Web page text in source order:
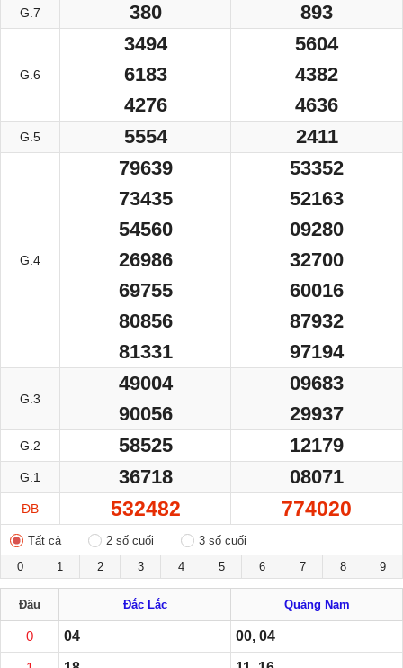
G.7 380 893
G.6
3494
6183
4276
5604
4382
4636
G.5 5554 2411
G.4
79639
73435
54560
26986
69755
80856
81331
53352
52163
09280
32700
60016
87932
97194
G.3
49004
90056
09683
29937
G.2 58525 12179
G.1 36718 08071
ĐB 532482 774020
Tất cả 2 số cuối
3 số cuối
0
1 2 3 4 5 6 7 8 9
Đầu Đắc Lắc Quảng Nam
0 04 00, 04